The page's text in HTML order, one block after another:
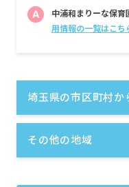
A 中浦和まりーな保育
用情報の一覧はこち
埼玉県の市区町村か
その他の地域